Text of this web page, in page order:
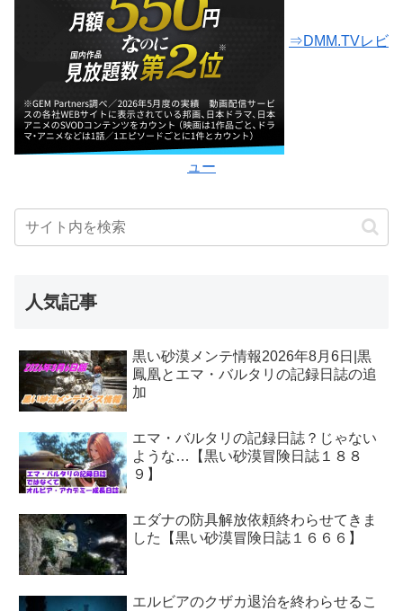
⇒DMM.TVレビ
ュー
人気記事
黒い砂漠メンテ情報2026年8月6日|黒
鳳凰とエマ・バルタリの記録日誌の追
加
エマ・バルタリの記録日誌？じゃない
ような…【黒い砂漠冒険日誌１８８
９】
エダナの防具解放依頼終わらせてきま
した【黒い砂漠冒険日誌１６６６】
エルビアのクザカ退治を終わらせるこ